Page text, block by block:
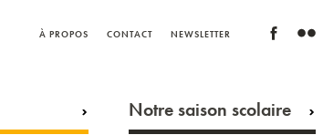
À PROPOS CONTACT NEWSLETTER
Notre saison scolaire